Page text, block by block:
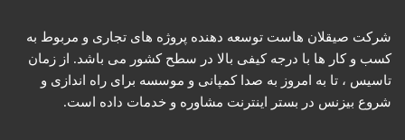
شرکت صیقلان هاست توسعه دهنده پروژه های تجاری و مربوط به
کسب و کار ها با درجه کیفی بالا در سطح کشور می باشد. از زمان
تاسیس ، تا به امروز به صدا کمپانی و موسسه برای راه اندازی و
شروع بیزنس در بستر اینترنت مشاوره و خدمات داده است.